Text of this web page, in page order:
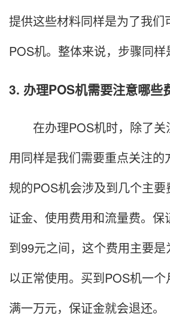
提供这些材料同样是为了我们
POS机。整体来说，步骤同样
3. 办理POS机需要注意哪些
在办理POS机时，除了关
用同样是我们需要重点关注的
规的POS机会涉及到几个主
证金、使用费用和流量费。保
到99元之间，这个费用主要
以正常使用。买到POS机一
满一万元，保证金就会退还。